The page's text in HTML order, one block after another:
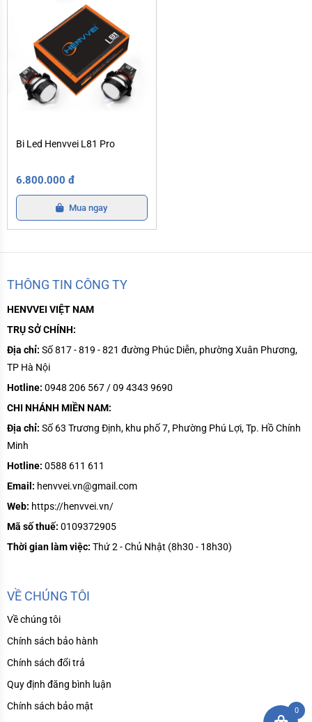
Bi Led Henvvei L81 Pro
6.800.000 đ
Mua ngay
THÔNG TIN CÔNG TY
HENVVEI VIỆT NAM
TRỤ SỞ CHÍNH:
Địa chỉ: Số 817 - 819 - 821 đường Phúc Diễn, phường Xuân Phương,
TP Hà Nội
Hotline: 0948 206 567 / 09 4343 9690
CHI NHÁNH MIỀN NAM:
Địa chỉ: Số 63 Trương Định, khu phố 7, Phường Phú Lợi, Tp. Hồ Chính
Minh
Hotline: 0588 611 611
Email: henvvei.vn@gmail.com
Web: https://henvvei.vn/
Mã số thuế: 0109372905
Thời gian làm việc: Thứ 2 - Chủ Nhật (8h30 - 18h30)
VỀ CHÚNG TÔI
Về chúng tôi
Chính sách bảo hành
Chính sách đổi trả
Quy định đăng bình luận
Chính sách bảo mật
0